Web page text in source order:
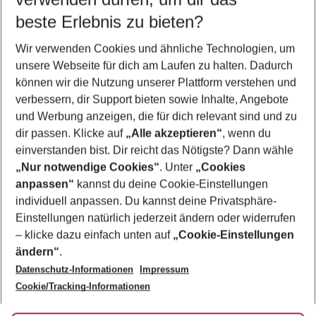
Urlaub Kusadasi
Flug & Hotel Kusadasi
Frübucher Angebote Kusadasi für 2026
Last Minute Kusadasi
Pauschalreisen Kusadasi
Footer
Footer navigation
Über uns
AGB
Bestpreisgarantie
Cookie-Einstellungen ändern
Cookie-Richtlinie
Agenturbetreuung
Barrierefreies Reisen
Folge uns
beste Erlebnis zu bieten?
Wir verwenden Cookies und ähnliche Technologien, um
unsere Webseite für dich am Laufen zu halten. Dadurch
können wir die Nutzung unserer Plattform verstehen und
verbessern, dir Support bieten sowie Inhalte, Angebote
und Werbung anzeigen, die für dich relevant sind und zu
dir passen. Klicke auf „Alle akzeptieren“, wenn du
einverstanden bist. Dir reicht das Nötigste? Dann wähle
„Nur notwendige Cookies“. Unter „Cookies
anpassen“ kannst du deine Cookie-Einstellungen
individuell anpassen. Du kannst deine Privatsphäre-
Einstellungen natürlich jederzeit ändern oder widerrufen
– klicke dazu einfach unten auf „Cookie-Einstellungen
ändern“.
Datenschutz-Informationen
Impressum
Cookie/Tracking-Informationen